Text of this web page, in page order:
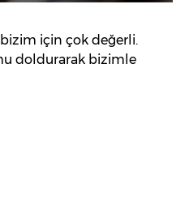
için çok değerli.
doldurarak bizimle